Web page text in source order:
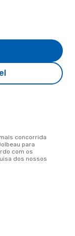
para
com os
dos nossos